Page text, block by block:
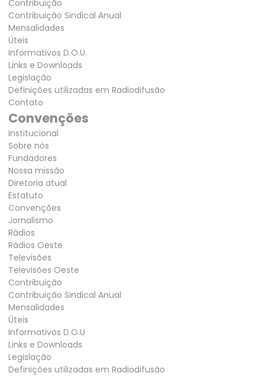
Contribuição
Contribuição Sindical Anual
Mensalidades
Úteis
Informativos D.O.U.
Links e Downloads
Legislação
Definições utilizadas em Radiodifusão
Contato
Convenções
Institucional
Sobre nós
Fundadores
Nossa missão
Diretoria atual
Estatuto
Convenções
Jornalismo
Rádios
Rádios Oeste
Televisões
Televisões Oeste
Contribuição
Contribuição Sindical Anual
Mensalidades
Úteis
Informativos D.O.U
Links e Downloads
Legislação
Definições utilizadas em Radiodifusão